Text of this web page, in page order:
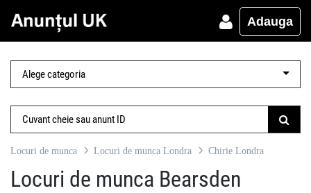
Adauga
Locuri de munca Locuri de munca Londra Chirie Londra
Locuri de munca Bearsden